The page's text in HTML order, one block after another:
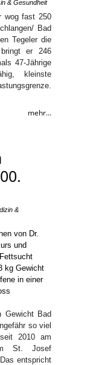
& Gesundheit
wog fast 250
Bad
Tegeler die
er 246
47-Jährige
kleinste
mehr...
&
Gewicht Bad
so viel
2010 am
St. Josef
entspricht